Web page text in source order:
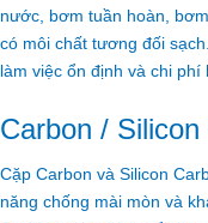
nước, bơm tuần hoàn,
có môi chất tương đối
làm việc ổn định và chi phí
Carbon / Silicon
Cặp Carbon và Silicon
năng chống mài mòn và